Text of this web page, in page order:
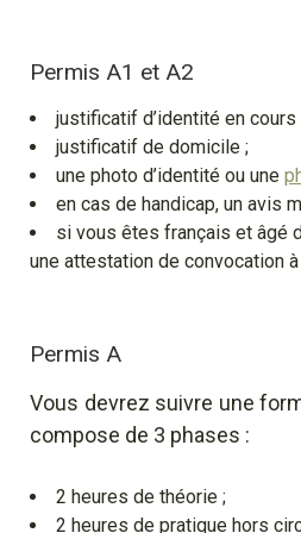
Permis A1 et A2
justificatif d’identité en
justificatif de domicile ;
une photo d’identité ou une
en cas de handicap, un avis
si vous êtes français et âgé
une attestation de convocation
Permis A
Vous devrez suivre une
compose de 3 phases :
2 heures de théorie ;
2 heures de pratique hors